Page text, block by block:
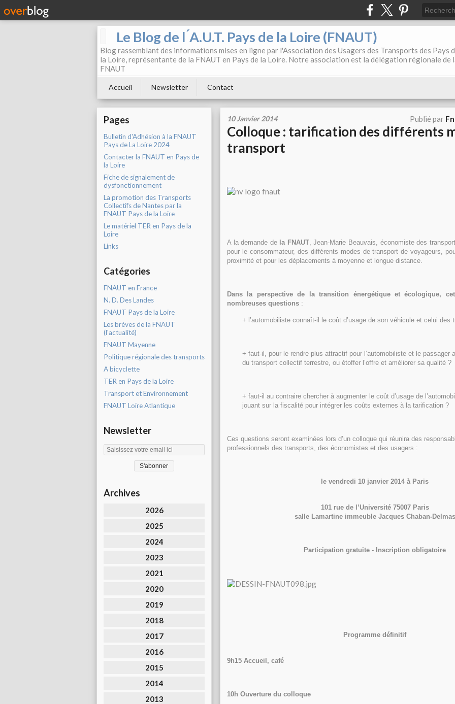
Le Blog de l ́A.U.T. Pays de la Loire (FNAUT)
Blog rassemblant des informations mises en ligne par l'Association des Usagers des Transports des Pays
la Loire, représentante de la FNAUT en Pays de la Loire. Notre association est la délégation régionale de
FNAUT
Accueil Newsletter Contact
Pages
Bulletin d'Adhésion à la FNAUT
Pays de La Loire 2024
Contacter la FNAUT en Pays de
la Loire
Fiche de signalement de
dysfonctionnement
La promotion des Transports
Collectifs de Nantes par la
FNAUT Pays de la Loire
Le matériel TER en Pays de la
Loire
Links
Catégories
FNAUT en France
N. D. Des Landes
FNAUT Pays de la Loire
Les brèves de la FNAUT
(l'actualité)
FNAUT Mayenne
Politique régionale des transports
A bicyclette
TER en Pays de la Loire
Transport et Environnement
FNAUT Loire Atlantique
Newsletter
Archives
2026
2025
2024
2023
2021
2020
2019
2018
2017
2016
2015
2014
2013
10 Janvier 2014 Publié par
Colloque : tarification des différents
transport
A la demande de la FNAUT, Jean-Marie Beauvais, économiste des
pour le consommateur, des différents modes de transport de voyageurs,
proximité et pour les déplacements à moyenne et longue distance.
Dans la perspective de la transition énergétique et écologique,
nombreuses questions :
+ l’automobiliste connaît-il le coût d’usage de son véhicule et celui des
+ faut-il, pour le rendre plus attractif pour l’automobiliste et le passager
du transport collectif terrestre, ou étoffer l’offre et améliorer sa qualité ?
+ faut-il au contraire chercher à augmenter le coût d’usage de
jouant sur la fiscalité pour intégrer les coûts externes à la tarification ?
Ces questions seront examinées lors d’un colloque qui réunira des
professionnels des transports, des économistes et des usagers :
le vendredi 10 janvier 2014 à Paris
101 rue de l’Université 75007 Paris
salle Lamartine immeuble Jacques Chaban-Delmas
Participation gratuite - Inscription obligatoire
Programme définitif
9h15 Accueil, café
10h Ouverture du colloque